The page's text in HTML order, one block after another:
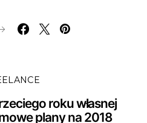
roku własnej
plany na 2018